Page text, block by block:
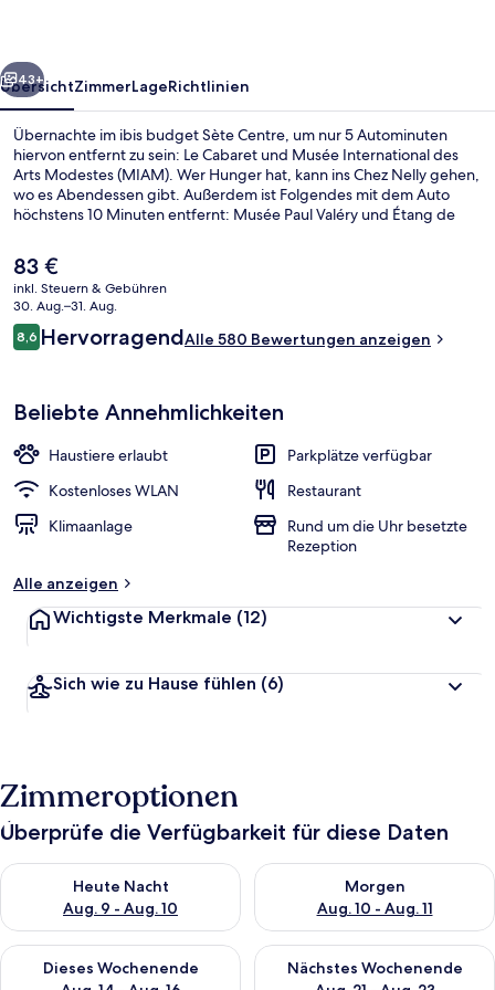
Weiter
43+
ÜbersichtZimmerLageRichtlinien
Übernachte im ibis budget Sète Centre, um nur 5 Autominuten
hiervon entfernt zu sein: Le Cabaret und Musée International des
Arts Modestes (MIAM). Wer Hunger hat, kann ins Chez Nelly gehen,
wo es Abendessen gibt. Außerdem ist Folgendes mit dem Auto
höchstens 10 Minuten entfernt: Musée Paul Valéry und Étang de
Personal zu berichten.
Der
aktuelle
Preis
beträgt
83 €.
83 €
inkl. Steuern & Gebühren
30. Aug.–31. Aug.
Bewertungen
8,68,6 von 10.
HervorragendAlle 580 Bewertungen anzeigen
Beliebte Annehmlichkeiten
Haustiere erlaubt
Parkplätze verfügbar
Kostenloses WLAN
Restaurant
Klimaanlage
Rund um die Uhr besetzte
Rezeption
Alle anzeigen
Wichtigste Merkmale (12)
Sich wie zu Hause fühlen (6)
Zimmeroptionen
Überprüfe die Verfügbarkeit für diese Daten
Heute Nacht
Aug. 9 - Aug. 10
Überprüfe die Verfügbarkeit für heute Nacht, Aug. 9 - Aug.
Morgen
Aug. 10 - Aug. 11
Überprüfe die Verfügbarkeit
Dieses Wochenende
Überprüfe die Verfügbarkeit für dieses Wochenende, Aug. 14
Nächstes Wochenende
Überprüfe die Verfügbarkeit